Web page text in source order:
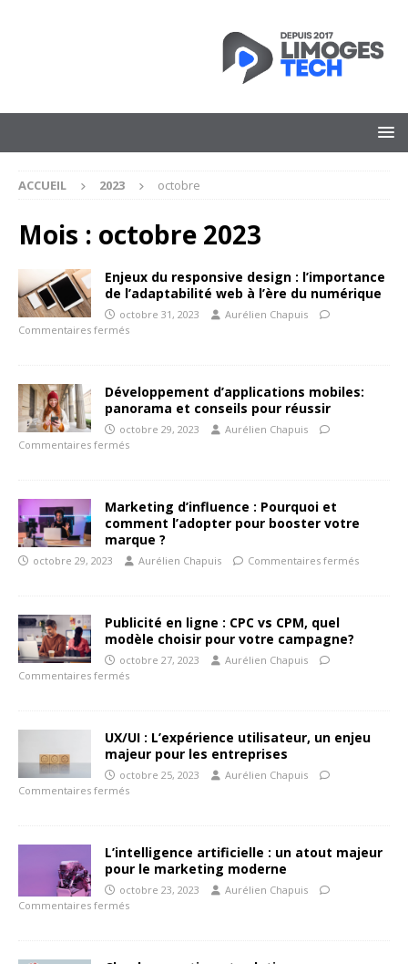
ACCUEIL 2023 octobre
Mois : octobre 2023
Enjeux du responsive design : l’importance
de l’adaptabilité web à l’ère du numérique
octobre 31, 2023
Aurélien Chapuis
Commentaires fermés
Développement d’applications mobiles:
panorama et conseils pour réussir
octobre 29, 2023
Aurélien Chapuis
Commentaires fermés
Marketing d’influence : Pourquoi et
comment l’adopter pour booster votre
marque ?
octobre 29, 2023 Aurélien Chapuis Commentaires fermés
Publicité en ligne : CPC vs CPM, quel
modèle choisir pour votre campagne?
octobre 27, 2023
Aurélien Chapuis
Commentaires fermés
UX/UI : L’expérience utilisateur, un enjeu
majeur pour les entreprises
octobre 25, 2023
Aurélien Chapuis
Commentaires fermés
L’intelligence artificielle : un atout majeur
pour le marketing moderne
octobre 23, 2023
Aurélien Chapuis
Commentaires fermés